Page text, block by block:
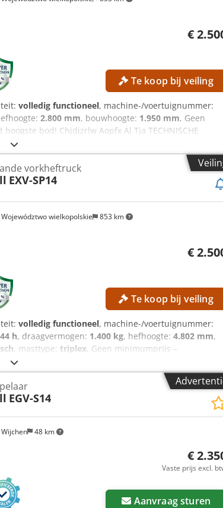
€
Te koop bij veiling
volledig functioneel, machine-/voertuignummer:
2.800 mm, bouwhoogte: 1.950 mm, Geen
bod! Chjdjzrlw Aopfx Al Tja TECHNISCHE
mm MACHINEGEGEVENS Masttype:
560 uur UITRUSTING Initiële heffunctie
wielkopolskie 853 km
vorkheftruck
EXV-SP14
€
Te koop bij veiling
volledig functioneel, machine-/voertuignummer:
h, draagvermogen: 1.400 kg, hefhoogte: 4.802 mm,
, masttype: triplex, Geen minimumprijs –
GEGEVENS Chsdpfszrgbcjx Al Tsa
hefhoogte: 1.545 mm MACHINEGEGEVENS Masttype:
V Bouwhoogte: 2.065 mm Externe referentie:
48 km
EGV-S14
€
Vaste prijs excl.
Aanvraag sturen